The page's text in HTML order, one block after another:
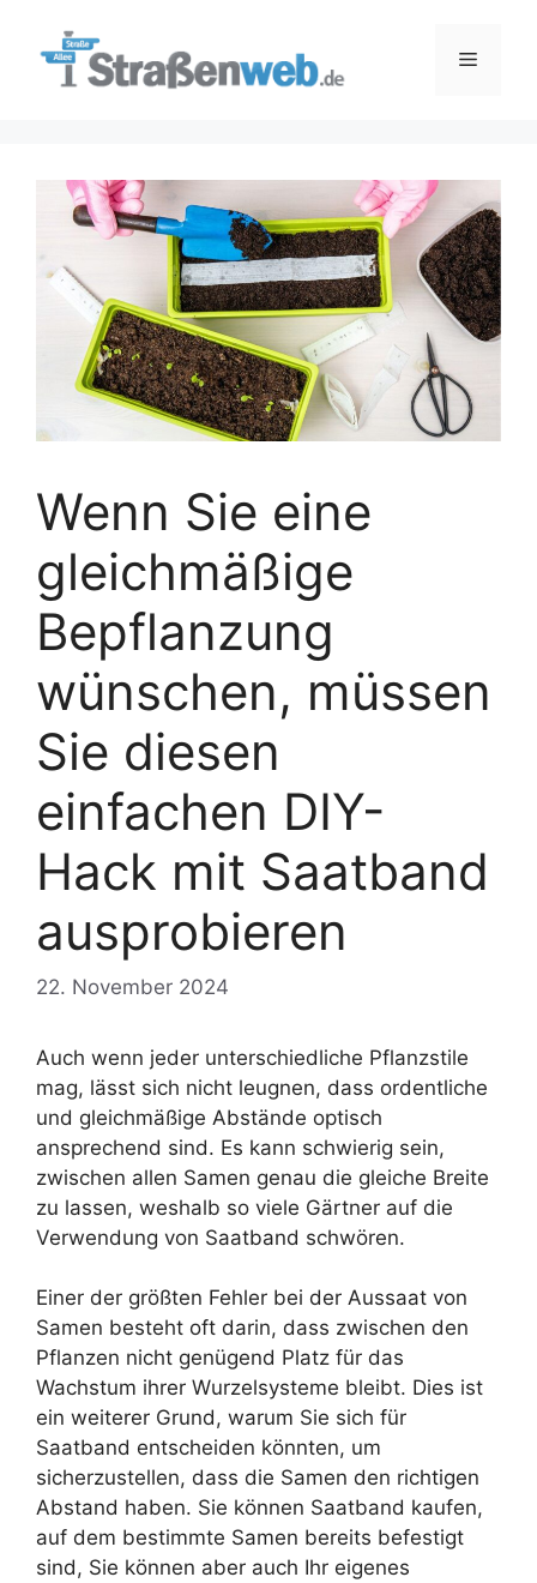
Menü
Wenn Sie eine
gleichmäßige
Bepflanzung
wünschen, müssen
Sie diesen
einfachen DIY-
Hack mit Saatband
ausprobieren
22. November 2024
Auch wenn jeder unterschiedliche Pflanzstile
mag, lässt sich nicht leugnen, dass ordentliche
und gleichmäßige Abstände optisch
ansprechend sind. Es kann schwierig sein,
zwischen allen Samen genau die gleiche Breite
zu lassen, weshalb so viele Gärtner auf die
Verwendung von Saatband schwören.
Einer der größten Fehler bei der Aussaat von
Samen besteht oft darin, dass zwischen den
Pflanzen nicht genügend Platz für das
Wachstum ihrer Wurzelsysteme bleibt. Dies ist
ein weiterer Grund, warum Sie sich für
Saatband entscheiden könnten, um
sicherzustellen, dass die Samen den richtigen
Abstand haben. Sie können Saatband kaufen,
auf dem bestimmte Samen bereits befestigt
sind, Sie können aber auch Ihr eigenes